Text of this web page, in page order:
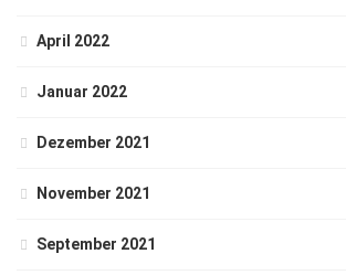
April 2022
Januar 2022
Dezember 2021
November 2021
September 2021